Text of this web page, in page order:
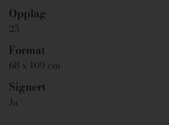
Opplag
25
Format
68 x 109 cm
Signert
Ja